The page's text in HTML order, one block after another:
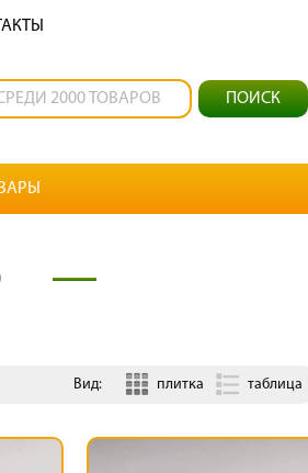
Вид: плитка таблица